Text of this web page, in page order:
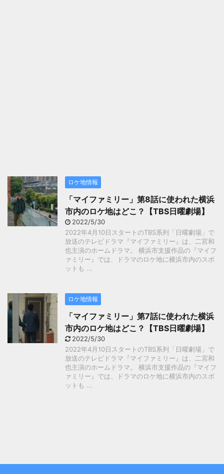
ロケ地情報
「マイファミリー」第8話に使われた横浜
市内のロケ地はどこ？【TBS日曜劇場】
2022/5/30
2022年4月10日スタートのTBS系列「日曜劇場」で
放送のテレビドラマ『マイファミリー』は、二宮和
也主演のホームドラマ。 横浜市支援作品の『マイフ
ァミリー』では、ドラマのロケ地に横浜市内のスポ
ットも ...
ロケ地情報
「マイファミリー」第7話に使われた横浜
市内のロケ地はどこ？【TBS日曜劇場】
2022/5/30
2022年4月10日スタートのTBS系列「日曜劇場」で
放送のテレビドラマ『マイファミリー』は、二宮和
也主演のホームドラマ。 横浜市支援作品の『マイフ
ァミリー』では、ドラマのロケ地に横浜市内のスポ
ットも ...